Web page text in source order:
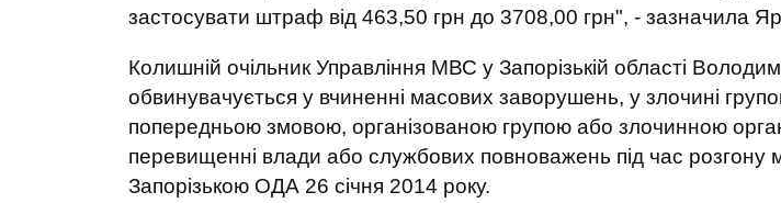
застосувати штраф від 463,50 грн до 3708,00 грн", - зазначила
Колишній очільник Управління МВС у Запорізькій області
обвинувачується у вчиненні масових заворушень, у злочині
попередньою змовою, організованою групою або злочинною
перевищенні влади або службових повноважень під час розгону
Запорізькою ОДА 26 січня 2014 року.